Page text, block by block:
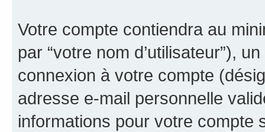
Votre compte contiendra au
par “votre nom d’utilisateur”),
connexion à votre compte
adresse e-mail personnelle
informations pour votre compte